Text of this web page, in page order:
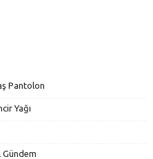
Pantolon
Yağı
Gündem